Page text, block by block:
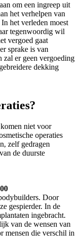
om een ingreep uit
het verhelpen van
het verleden moest
tegenwoordig wil
vergoed gaat
sprake is van
er geen vergoeding
dekking
niet voor
operaties
zelf gedragen
de duurste
Door
gespierder. In de
ingebracht.
van de wensen van
mensen die verschil in